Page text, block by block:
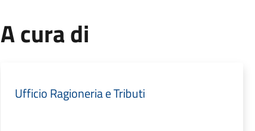
A cura di
Ufficio Ragioneria e Tributi